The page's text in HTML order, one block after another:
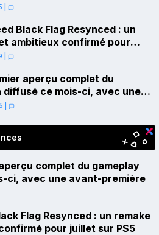
Black Flag Resynced : un
ambitieux confirmé pour
aperçu complet du
diffusé ce mois-ci, avec une
sur Netflix
complet du gameplay
ci, avec une avant-première
Flag Resynced : un remake
pour juillet sur PS5